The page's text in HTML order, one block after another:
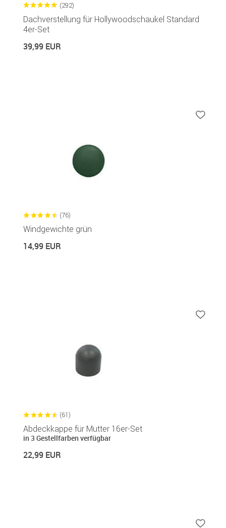
(292)
Dachverstellung für Hollywoodschaukel Standard
4er-Set
39,99 EUR
(76)
Windgewichte grün
14,99 EUR
(61)
Abdeckkappe für Mutter 16er-Set
in 3 Gestellfarben verfügbar
22,99 EUR